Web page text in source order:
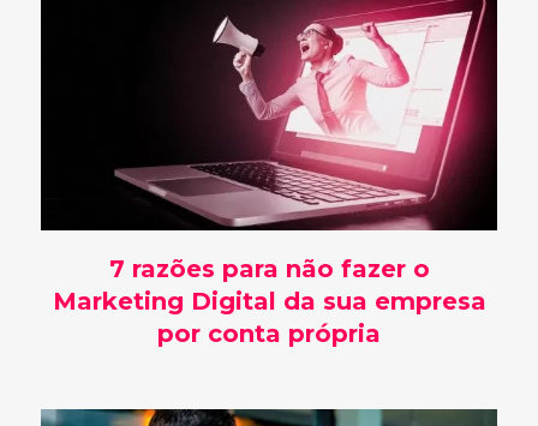
7 razões para não fazer o
Marketing Digital da sua empresa
por conta própria